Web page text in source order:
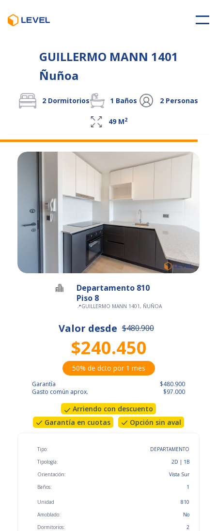
GUILLERMO MANN 1401
Ñuñoa
2 Dormitorios 1 Baños 2 Personas
49 M2
Departamento 810
Piso 8
📍GUILLERMO MANN 1401, ÑUÑOA
Valor desde $480.900
$240.450
50% de dcto por 1 mes
Garantía
Gasto común aprox.
$480.900
$97.000
Arriendo con descuento
Garantía en cuotas
Opción sin aval
Tipo:
Tipología:
Orientación:
Baños:
DEPARTAMENTO
2D | 1B
Vista Sur
1
Unidad
Amoblado:
Dormitorios:
810
No
2